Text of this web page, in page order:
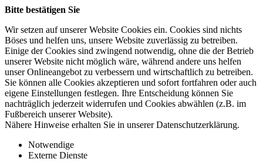
Bitte bestätigen Sie
Wir setzen auf unserer Website Cookies ein. Cookies sind nichts
Böses und helfen uns, unsere Website zuverlässig zu betreiben.
Einige der Cookies sind zwingend notwendig, ohne die der Betrieb
unserer Website nicht möglich wäre, während andere uns helfen
unser Onlineangebot zu verbessern und wirtschaftlich zu betreiben.
Sie können alle Cookies akzeptieren und sofort fortfahren oder auch
eigene Einstellungen festlegen. Ihre Entscheidung können Sie
nachträglich jederzeit widerrufen und Cookies abwählen (z.B. im
Fußbereich unserer Website).
Nähere Hinweise erhalten Sie in unserer Datenschutzerklärung.
Notwendige
Externe Dienste